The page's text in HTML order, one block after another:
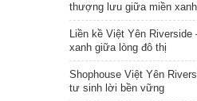
thượng lưu giữa miền
Liền kề Việt Yên Riverside
xanh giữa lòng đô thị
Shophouse Việt Yên
tư sinh lời bền vững